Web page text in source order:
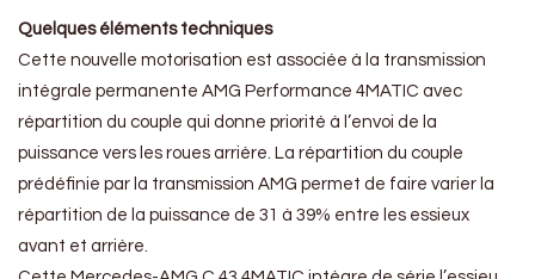
Quelques éléments techniques
Cette nouvelle motorisation est associée à la transmission
intégrale permanente AMG Performance 4MATIC avec
répartition du couple qui donne priorité à l’envoi de la
puissance vers les roues arrière. La répartition du couple
prédéfinie par la transmission AMG permet de faire varier la
répartition de la puissance de 31 à 39% entre les essieux
avant et arrière.